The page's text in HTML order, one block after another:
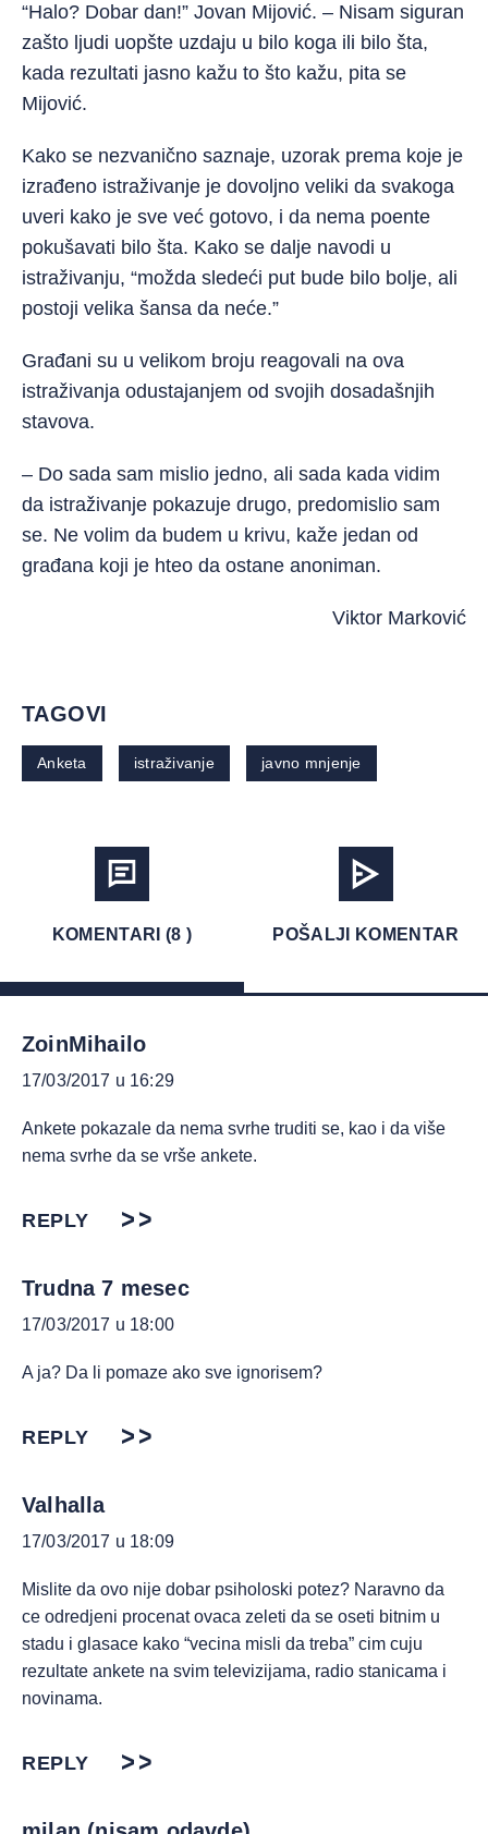
“Halo? Dobar dan!” Jovan Mijović. – Nisam siguran
zašto ljudi uopšte uzdaju u bilo koga ili bilo šta,
kada rezultati jasno kažu to što kažu, pita se
Mijović.
Kako se nezvanično saznaje, uzorak prema koje je
izrađeno istraživanje je dovoljno veliki da svakoga
uveri kako je sve već gotovo, i da nema poente
pokušavati bilo šta. Kako se dalje navodi u
istraživanju, “možda sledeći put bude bilo bolje, ali
postoji velika šansa da neće.”
Građani su u velikom broju reagovali na ova
istraživanja odustajanjem od svojih dosadašnjih
stavova.
– Do sada sam mislio jedno, ali sada kada vidim
da istraživanje pokazuje drugo, predomislio sam
se. Ne volim da budem u krivu, kaže jedan od
građana koji je hteo da ostane anoniman.
Viktor Marković
TAGOVI
Anketa istraživanje javno mnjenje
KOMENTARI (8 ) POŠALJI KOMENTAR
ZoinMihailo
17/03/2017 u 16:29
Ankete pokazale da nema svrhe truditi se, kao i da više
nema svrhe da se vrše ankete.
REPLY
Trudna 7 mesec
17/03/2017 u 18:00
A ja? Da li pomaze ako sve ignorisem?
REPLY
Valhalla
17/03/2017 u 18:09
Mislite da ovo nije dobar psiholoski potez? Naravno da
ce odredjeni procenat ovaca zeleti da se oseti bitnim u
stadu i glasace kako “vecina misli da treba” cim cuju
rezultate ankete na svim televizijama, radio stanicama i
novinama.
REPLY